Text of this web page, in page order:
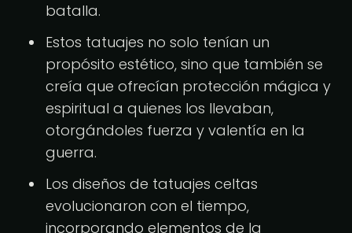
batalla.
Estos tatuajes no solo tenían un
propósito estético, sino que también se
creía que ofrecían protección mágica y
espiritual a quienes los llevaban,
otorgándoles fuerza y valentía en la
guerra.
Los diseños de tatuajes celtas
evolucionaron con el tiempo,
incorporando elementos de la